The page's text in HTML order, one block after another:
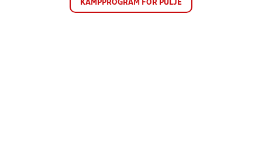
KAMPPROGRAM FOR PULJE